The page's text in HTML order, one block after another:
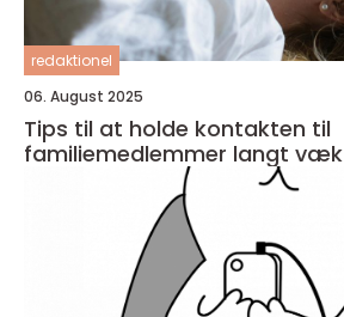
redaktionel
06. August 2025
Tips til at holde kontakten til
familiemedlemmer langt væk